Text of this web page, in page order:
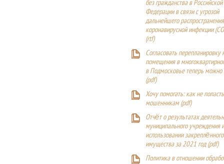
без гражданства в Российской
Федерации в связи с угрозой
дальнейшего
коронавирусной инфекции
(rtf)
Согласовать перепланировку
помещения в
в Подмосковье теперь можно
(pdf)
Хочу помогать: как не
мошенникам (pdf)
Отчёт о результатах
муниципального учреждения
использовании
имущества за 2021 год (pdf)
Политика в отношении